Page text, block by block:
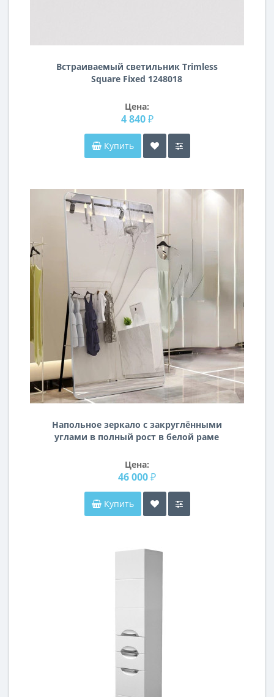
Встраиваемый светильник Trimless
Square Fixed 1248018
Цена:
4 840 ₽
Купить
Напольное зеркало с закруглёнными
углами в полный рост в белой раме
Цена:
46 000 ₽
Купить